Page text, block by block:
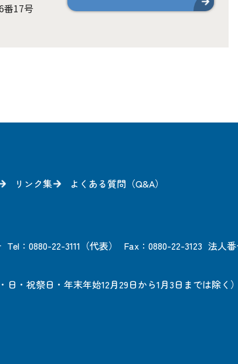
番17号
リンク集 よくある質問（Q&A）
Tel：0880-22-3111（代表） Fax：0880-22-3123 法人番
・日・祝祭日・年末年始12月29日から1月3日までは除く）